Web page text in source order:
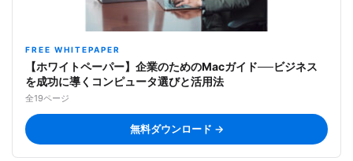
FREE WHITEPAPER
【ホワイトペーパー】企業のためのMacガイド──ビジネス
を成功に導くコンピュータ選びと活用法
全19ページ
無料ダウンロード →